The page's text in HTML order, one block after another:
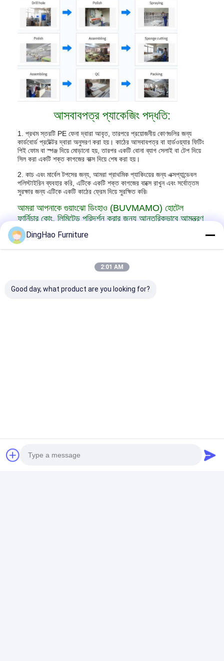
আসবাবপত্র প্যাকেজিং পদ্ধতি:
1. প্রথম স্তরটি PE ফেনা দ্বারা আবৃত, তারপরে প্রয়োজনীয় কোণগুলির জন্য
কার্ডবোর্ড প্রটেক্টর দ্বারা অনুসরণ করা হয়। কাঠের আসবাবপত্র বা হার্ডওয়্যার ফিটিং
পিই ফোম বা স্পঞ্জ দিয়ে মোড়ানো হয়, তারপর একটি বোনা ব্যাগ সেলাই বা টেপ দিয়ে
সিল করা একটি শক্ত কাগজের বাক্স দিয়ে শেষ করা হয়।
2. কাচ এবং মার্বেল টপসের জন্য, আমরা প্রাথমিক প্যাকিংয়ের জন্য এক্সপ্যান্ডেবল
পলিস্টাইরিন ব্যবহার করি, এটিকে একটি শক্ত কাগজের বাক্সে রাখুন এবং সর্বোত্তম
সুরক্ষার জন্য এটিকে একটি কাঠের ফ্রেম দিয়ে সুরক্ষিত করি৷
আমরা আপনাকে গুয়াংঝো ডিংহাও (BUVMAMO) হোটেল
ফার্নিচার কোং, লিমিটেড পরিদর্শন করার জন্য আন্তরিকভাবে আমন্ত্রণ
জানাচ্ছি। আপনার সমস্ত কিছু পূরণ করতে আমাদের বিভিন্ন
উপকরণ অন্বেষণ করুনহোটেল আসবাবপত্র
DingHao Furniture
2:01 AM
Good day, what product are you looking for?